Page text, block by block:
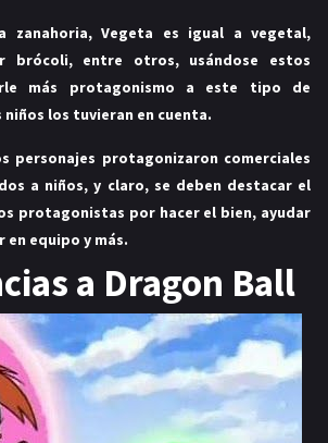
zanahoria, Vegeta es igual a vegetal,
brócoli, entre otros, usándose estos
más protagonismo a este tipo de
los tuvieran en cuenta.
personajes protagonizaron comerciales
a niños, y claro, se deben destacar el
protagonistas por hacer el bien, ayudar
equipo y más.
a Dragon Ball